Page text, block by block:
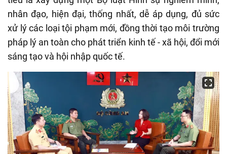
nhân đạo, hiện đại, thống nhất, dễ áp dụng, đủ sức
xử lý các loại tội phạm mới, đồng thời tạo môi trường
pháp lý an toàn cho phát triển kinh tế - xã hội, đổi mới
sáng tạo và hội nhập quốc tế.